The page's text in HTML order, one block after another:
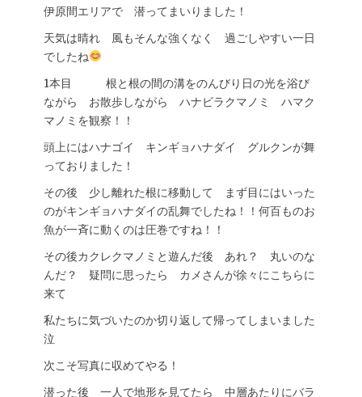
伊原間エリアで 潜ってまいりました！
天気は晴れ 風もそんな強くなく 過ごしやすい一日
でしたね
1本目 根と根の間の溝をのんびり日の光を浴び
ながら お散歩しながら ハナビラクマノミ ハマク
マノミを観察！！
頭上にはハナゴイ キンギョハナダイ グルクンが舞
っておりました！
その後 少し離れた根に移動して まず目にはいった
のがキンギョハナダイの乱舞でしたね！！何百ものお
魚が一斉に動くのは圧巻ですね！！
その後カクレクマノミと遊んだ後 あれ？ 丸いのな
んだ？ 疑問に思ったら カメさんが徐々にこちらに
来て
私たちに気づいたのか切り返して帰ってしまいました
泣
次こそ写真に収めてやる！
潜った後 一人で地形を見てたら 中層あたりにバラ